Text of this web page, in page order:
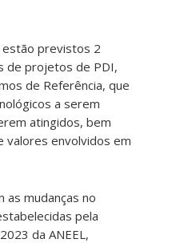
previstos 2
de projetos de PDI,
de Referência, que
a serem
atingidos, bem
valores envolvidos em
as mudanças no
pela
da ANEEL,